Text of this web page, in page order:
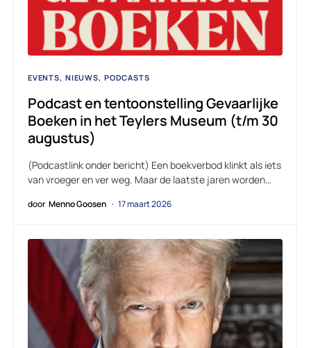
EVENTS NIEUWS PODCASTS
Podcast en tentoonstelling Gevaarlijke
Boeken in het Teylers Museum (t/m 30
augustus)
(Podcastlink onder bericht) Een boekverbod klinkt als iets
van vroeger en ver weg. Maar de laatste jaren worden…
door Menno Goosen 17 maart 2026